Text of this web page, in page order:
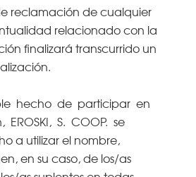
reclamación de cualquier
relacionado con la
finalizará transcurrido un
hecho de participar en
S. COOP. se
a utilizar el nombre,
en su caso, de los/as